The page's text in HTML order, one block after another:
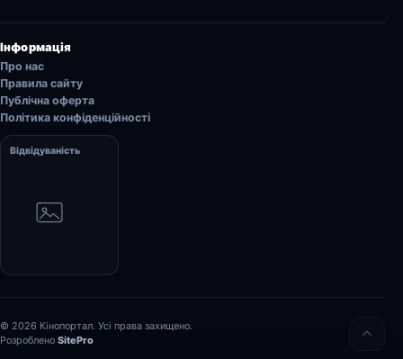
Інформація
Про нас
Правила сайту
Публічна оферта
Політика конфіденційності
Відвідуваність
© 2026 Кінопортал. Усі права захищено.
Розроблено SitePro